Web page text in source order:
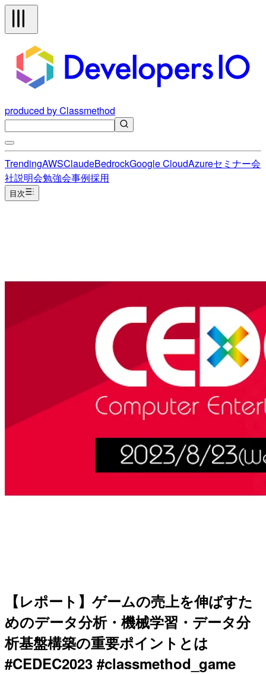
produced by Classmethod
TrendingAWSClaudeBedrockGoogle CloudAzureセミナー会
社説明会勉強会事例採用
目次
【レポート】ゲームの売上を伸ばすた
めのデータ分析・機械学習・データ分
析基盤構築の重要ポイントとは
#CEDEC2023 #classmethod_game